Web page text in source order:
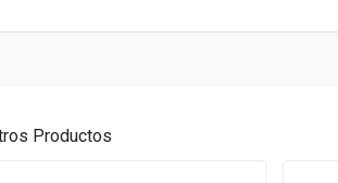
Productos